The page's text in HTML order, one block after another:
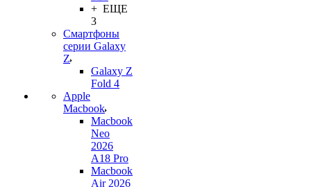
+ ЕЩЕ
3
Смартфоны
серии Galaxy
Z
Galaxy Z
Fold 4
Apple
Macbook
Macbook
Neo
2026
A18 Pro
Macbook
Air 2026